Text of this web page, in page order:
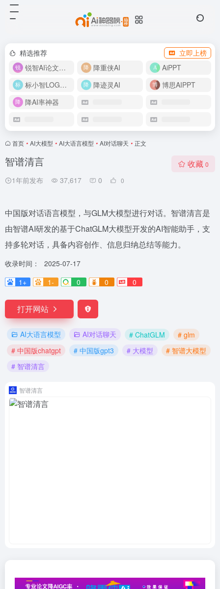
精选推荐
立即上榜
锐智AI论文生成
降重侠AI
AiPPT
标小智LOGO设计
降迹灵AI
博思AIPPT
降AI率神器
首页 • AI大模型 • AI大语言模型 • AI对话聊天 • 正文
智谱清言
1年前发布 37,617 0 0
收藏 0
中国版对话语言模型，与GLM大模型进行对话。智谱清言是
由智谱AI研发的基于ChatGLM大模型开发的AI智能助手，支
持多轮对话，具备内容创作、信息归纳总结等能力。
收录时间：
2025-07-17
1+
1- 0 0 0
打开网站
AI大语言模型 AI对话聊天 # ChatGLM
# glm
# 中国版chatgpt
# 中国版gpt3 # 大模型
# 智谱大模型
# 智谱清言
智谱清言